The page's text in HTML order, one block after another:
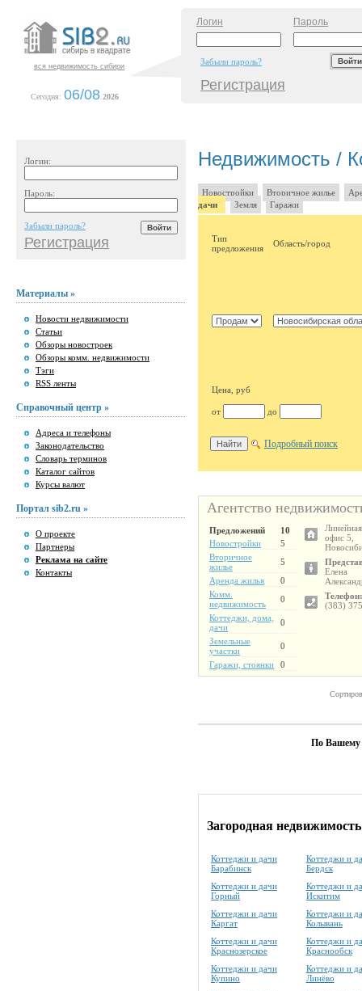
вся недвижимость сибири
Сегодня: 06/08 2026
Логин Пароль
Забыли пароль?
Регистрация
Логин:
Пароль:
Забыли пароль?
Регистрация
Материалы »
Новости недвижимости
Статьи
Обзоры новостроек
Обзоры комм. недвижимости
Тэги
RSS ленты
Справочный центр »
Адреса и телефоны
Законодательство
Словарь терминов
Каталог сайтов
Курсы валют
Портал sib2.ru »
О проекте
Партнеры
Реклама на сайте
Контакты
Недвижимость /
Новостройки Вторичное жилье
дачи
Земля Гаражи
Тип
предложения
Область/город
Цена, руб
от до
Подробный поиск
Агентство
Предложений
10
Новостройки
5
Вторичное
жилье
5
Аренда жилья
0
Комм.
недвижимость
0
Коттеджи, дома,
дачи
0
Земельные
участки
0
Гаражи, стоянки
0
офис 5,
Елена
Телефон:
(383)
По Вашему
Загородная
Коттеджи и дачи
Барабинск
Коттеджи и
Бердск
Коттеджи и дачи
Горный
Коттеджи и
Искитим
Коттеджи и дачи
Каргат
Коттеджи и
Колывань
Коттеджи и дачи
Краснозерское
Коттеджи и
Краснообск
Коттеджи и дачи
Купино
Коттеджи и
Линёво